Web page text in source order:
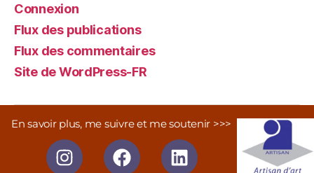
Connexion
Flux des publications
Flux des commentaires
Site de WordPress-FR
En savoir plus, me suivre et me soutenir >>>